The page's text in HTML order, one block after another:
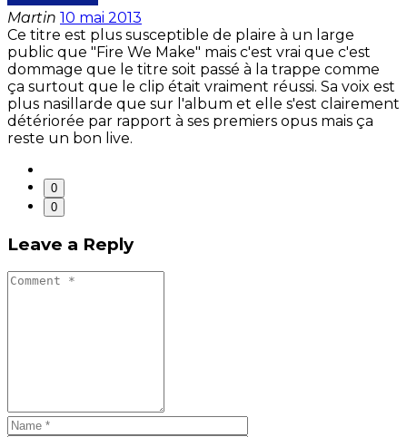
Martin 10 mai 2013
Ce titre est plus susceptible de plaire à un large
public que "Fire We Make" mais c'est vrai que c'est
dommage que le titre soit passé à la trappe comme
ça surtout que le clip était vraiment réussi. Sa voix est
plus nasillarde que sur l'album et elle s'est clairement
détériorée par rapport à ses premiers opus mais ça
reste un bon live.
0
0
Leave a Reply